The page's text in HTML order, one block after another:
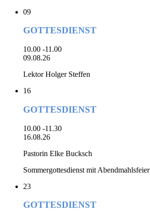
09
GOTTESDIENST
10.00 -11.00
09.08.26
Lektor Holger Steffen
16
GOTTESDIENST
10.00 -11.30
16.08.26
Pastorin Elke Bucksch
Sommergottesdienst mit Abendmahlsfeier
23
GOTTESDIENST